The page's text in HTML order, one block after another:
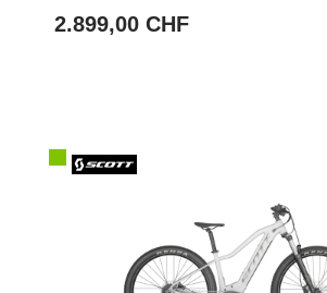
2.899,00 CHF